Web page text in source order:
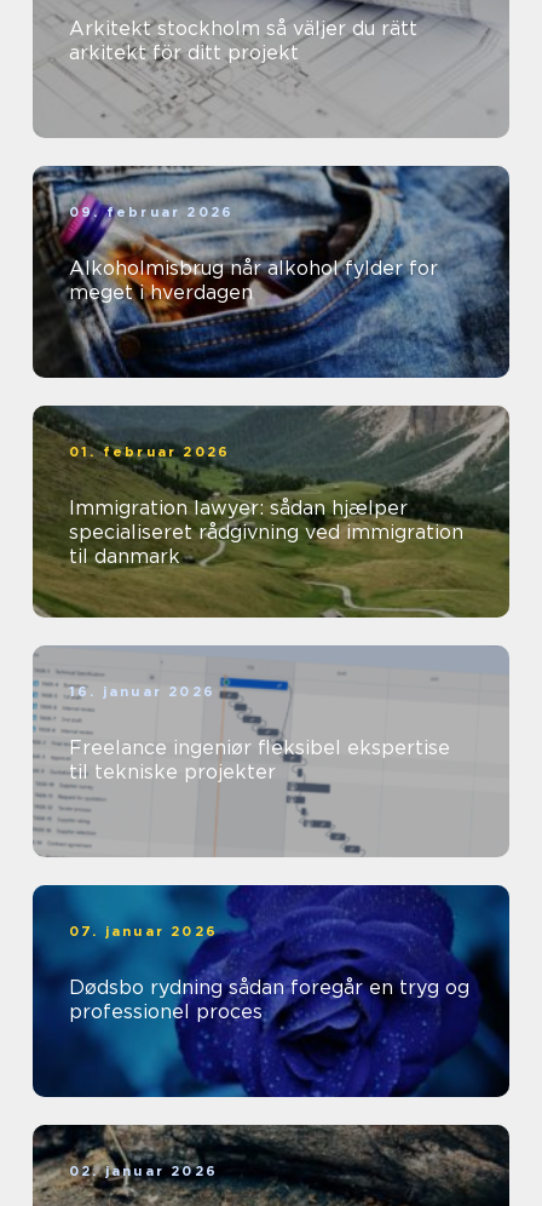
Arkitekt stockholm så väljer du rätt
arkitekt för ditt projekt
09. februar 2026
Alkoholmisbrug når alkohol fylder for
meget i hverdagen
01. februar 2026
Immigration lawyer: sådan hjælper
specialiseret rådgivning ved immigration
til danmark
16. januar 2026
Freelance ingeniør fleksibel ekspertise
til tekniske projekter
07. januar 2026
Dødsbo rydning sådan foregår en tryg og
professionel proces
02. januar 2026